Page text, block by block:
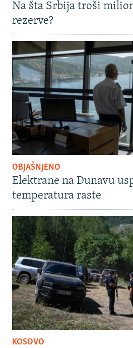
Na šta Srbija troši
rezerve?
OBJAŠNJENO
Elektrane na Dunavu
temperatura raste
KOSOVO